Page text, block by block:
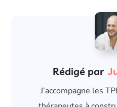
Rédigé par
J’accompagne les